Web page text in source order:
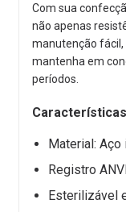
Com sua
não apenas
manutenção fácil,
mantenha em
períodos.
Material: Aço
Registro
Esterilizável